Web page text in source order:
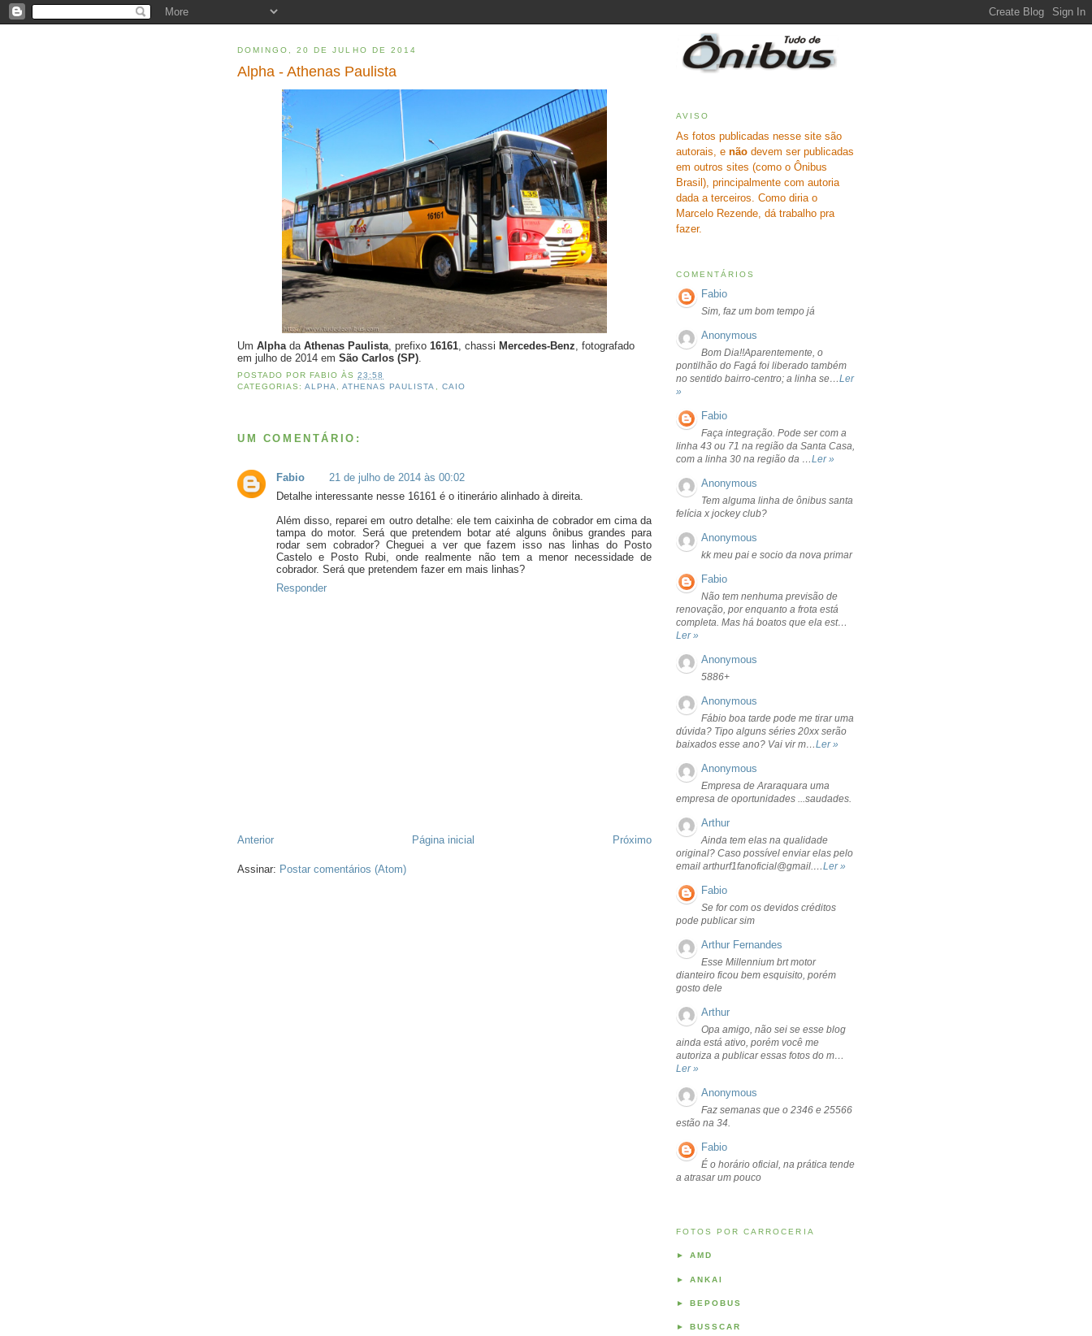
DOMINGO, 20 DE JULHO DE 2014
Alpha - Athenas Paulista
Um Alpha da Athenas Paulista , prefixo 16161 , chassi Mercedes-Benz , fotografado
em julho de 2014 em São Carlos (SP)
POSTADO PORFABIO ÀS23:58
CATEGORIAS:ALPHA,ATHENAS PAULISTA , CAIO
UM COMENTÁRIO:
Fabio
21 de julho de 2014 às 00:02
Detalhe interessante nesse 16161 é o itinerário alinhado à direita.
Além disso, reparei em outro detalhe: ele tem caixinha de cobrador em cima da
tampa do motor. Será que pretendem botar até alguns ônibus grandes para
rodar sem cobrador? Cheguei a ver que fazem isso nas linhas do Posto
Castelo e Posto Rubi, onde realmente não tem a menor necessidade de
cobrador. Será que pretendem fazer em mais linhas?
Responder
Anterior Próximo
Página inicial
Assinar: Postar comentários (Atom)
AVISO
As fotos publicadas nesse site são
autorais, e não devem ser publicadas
em outros sites (como o Ônibus
Brasil), principalmente com autoria
dada a terceiros. Como diria o
Marcelo Rezende, dá trabalho pra
fazer.
COMENTÁRIOS
Fabio
Sim, faz um bom tempo já
Anonymous
Bom Dia!!Aparentemente, o
pontilhão do Fagá foi liberado também
no sentido bairro-centro; a linha se…Ler
»
Fabio
Faça integração. Pode ser com a
linha 43 ou 71 na região da Santa Casa,
com a linha 30 na região da …Ler »
Anonymous
Tem alguma linha de ônibus santa
felícia x jockey club?
Anonymous
kk meu pai e socio da nova primar
Fabio
Não tem nenhuma previsão de
renovação, por enquanto a frota está
completa. Mas há boatos que ela est…
Ler »
Anonymous
5886+
Anonymous
Fábio boa tarde pode me tirar uma
dúvida? Tipo alguns séries 20xx serão
baixados esse ano? Vai vir m…Ler »
Anonymous
Empresa de Araraquara uma
empresa de oportunidades ...saudades.
Arthur
Ainda tem elas na qualidade
original? Caso possível enviar elas pelo
email arthurf1fanoficial@gmail.…Ler »
Fabio
Se for com os devidos créditos
pode publicar sim
Arthur Fernandes
Esse Millennium brt motor
dianteiro ficou bem esquisito, porém
gosto dele
Arthur
Opa amigo, não sei se esse blog
ainda está ativo, porém você me
autoriza a publicar essas fotos do m…
Ler »
Anonymous
Faz semanas que o 2346 e 25566
estão na 34.
Fabio
É o horário oficial, na prática tende
a atrasar um pouco
FOTOS POR CARROCERIA
► AMD
► ANKAI
► BEPOBUS
► BUSSCAR